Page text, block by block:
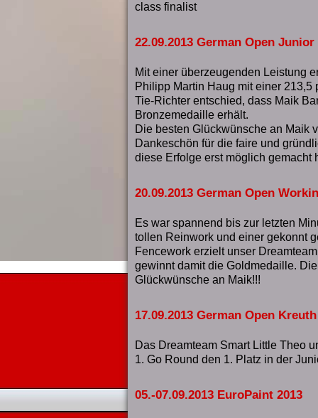
class finalist
22.09.2013 German Open
Mit einer überzeugenden Leistung
Philipp Martin Haug mit einer 213,5
Tie-Richter entschied, dass Maik
Bronzemedaille erhält.
Die besten Glückwünsche an Maik
Dankeschön für die faire und
diese Erfolge erst möglich gemacht
20.09.2013 German Open
Es war spannend bis zur letzten
tollen Reinwork und einer gekonnt
Fencework erzielt unser
gewinnt damit die Goldmedaille.
Glückwünsche an Maik!!!
17.09.2013 German Open Kreuth
Das Dreamteam Smart Little Theo
1. Go Round den 1. Platz in der
05.-07.09.2013 EuroPaint 2013